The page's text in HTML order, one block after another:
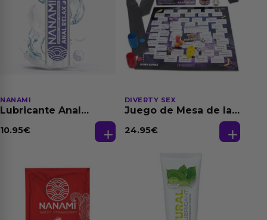
NANAMI
Lubricante Anal
Dilatación Base Agua
10.95€
DIVERTY SEX
Juego de Mesa de las
24.95€